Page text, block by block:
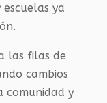
ya
las filas de
cambios
comunidad y